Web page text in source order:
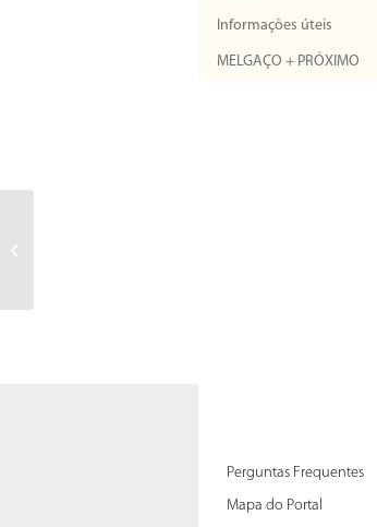
Informações úteis
MELGAÇO + PRÓXIMO
Perguntas Frequentes
Mapa do Portal